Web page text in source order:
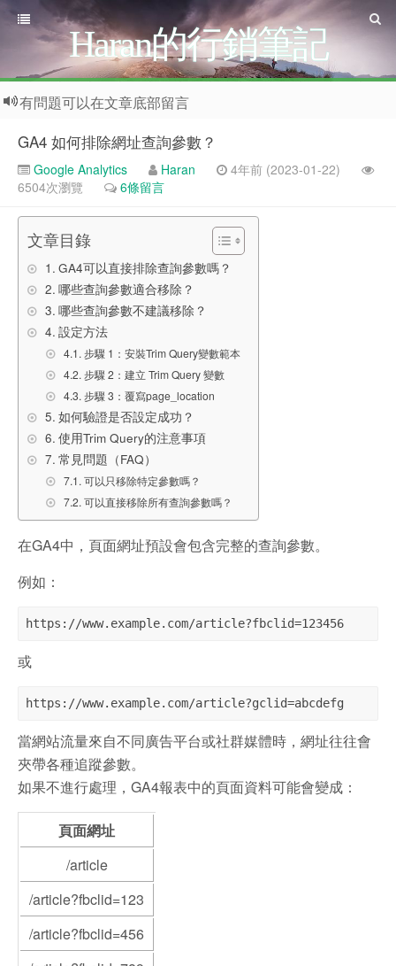
Haran的行銷筆記
有問題可以在文章底部留言
GA4 如何排除網址查詢參數？
Google Analytics Haran
4年前 (2023-01-22)
6504次瀏覽
6條留言
文章目錄
GA4可以直接排除查詢參數嗎？
哪些查詢參數適合移除？
哪些查詢參數不建議移除？
設定方法
步驟 1：安裝Trim Query變數範本
步驟 2：建立 Trim Query 變數
步驟 3：覆寫page_location
如何驗證是否設定成功？
使用Trim Query的注意事項
常見問題（FAQ）
可以只移除特定參數嗎？
可以直接移除所有查詢參數嗎？
在GA4中，頁面網址預設會包含完整的查詢參數。
例如：
https://www.example.com/article?fbclid=123456
或
https://www.example.com/article?gclid=abcdefg
當網站流量來自不同廣告平台或社群媒體時，網址往往會
夾帶各種追蹤參數。
如果不進行處理，GA4報表中的頁面資料可能會變成：
頁面網址
/article
/article?fbclid=123
/article?fbclid=456